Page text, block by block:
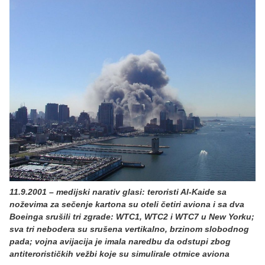
11.9.2001 – medijski narativ glasi: teroristi Al-Kaide sa
noževima za sečenje kartona su oteli četiri aviona i sa dva
Boeinga srušili tri zgrade: WTC1, WTC2 i WTC7 u New Yorku;
sva tri nebodera su srušena vertikalno, brzinom slobodnog
pada; vojna avijacija je imala naredbu da odstupi zbog
antiterorističkih vežbi koje su simulirale otmice aviona